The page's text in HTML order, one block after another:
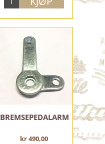
BREMSEPEDALARM
kr 490,00